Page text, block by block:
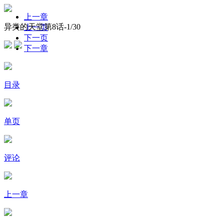
异类的天堂第8话-1/30
上一章
上一页
下一页
下一章
目录
单页
评论
上一章